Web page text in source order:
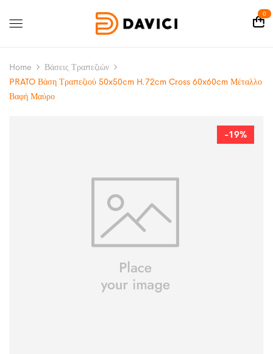
0
Home
Βάσεις Τραπεζιών
PRATO Βάση Τραπεζιού 50x50cm H.72cm Cross 60x60cm Μέταλλο
Βαφή Μαύρο
-19%